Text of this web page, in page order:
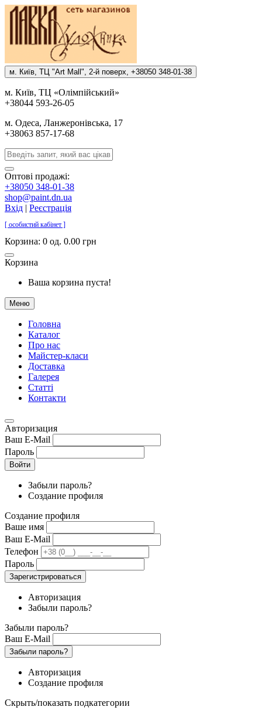
м. Киïв, ТЦ "Art Mall", 2-й поверх, +38050 348-01-38
м. Киïв, ТЦ «Олiмпiйський»
+38044 593-26-05
м. Одеса, Ланжеронiвська, 17
+38063 857-17-68
Оптові продажі:
+38050 348-01-38
shop@paint.dn.ua
Вхід | Реєстрація
[ особистий кабінет ]
Корзина: 0 од. 0.00 грн
Корзина
Ваша корзина пуста!
Меню
Головна
Каталог
Про нас
Майстер-класи
Доставка
Галерея
Статтi
Контакти
Авторизация
Ваш E-Mail
Пароль
Войти
Забыли пароль?
Создание профиля
Создание профиля
Ваше имя
Ваш E-Mail
Телефон
Пароль
Зарегистрироваться
Авторизация
Забыли пароль?
Забыли пароль?
Ваш E-Mail
Забыли пароль?
Авторизация
Создание профиля
Скрыть/показать подкатегории